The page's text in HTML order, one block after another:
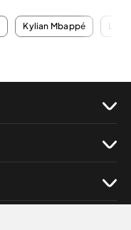
Kylian Mbappé Luis